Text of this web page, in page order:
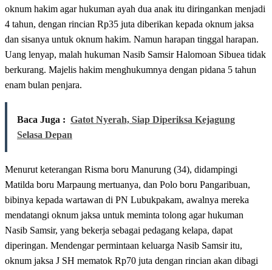
oknum hakim agar hukuman ayah dua anak itu diringankan menjadi
4 tahun, dengan rincian Rp35 juta diberikan kepada oknum jaksa
dan sisanya untuk oknum hakim. Namun harapan tinggal harapan.
Uang lenyap, malah hukuman Nasib Samsir Halomoan Sibuea tidak
berkurang. Majelis hakim menghukumnya dengan pidana 5 tahun
enam bulan penjara.
Baca Juga : Gatot Nyerah, Siap Diperiksa Kejagung
Selasa Depan
Menurut keterangan Risma boru Manurung (34), didampingi
Matilda boru Marpaung mertuanya, dan Polo boru Pangaribuan,
bibinya kepada wartawan di PN Lubukpakam, awalnya mereka
mendatangi oknum jaksa untuk meminta tolong agar hukuman
Nasib Samsir, yang bekerja sebagai pedagang kelapa, dapat
diperingan. Mendengar permintaan keluarga Nasib Samsir itu,
oknum jaksa J SH mematok Rp70 juta dengan rincian akan dibagi